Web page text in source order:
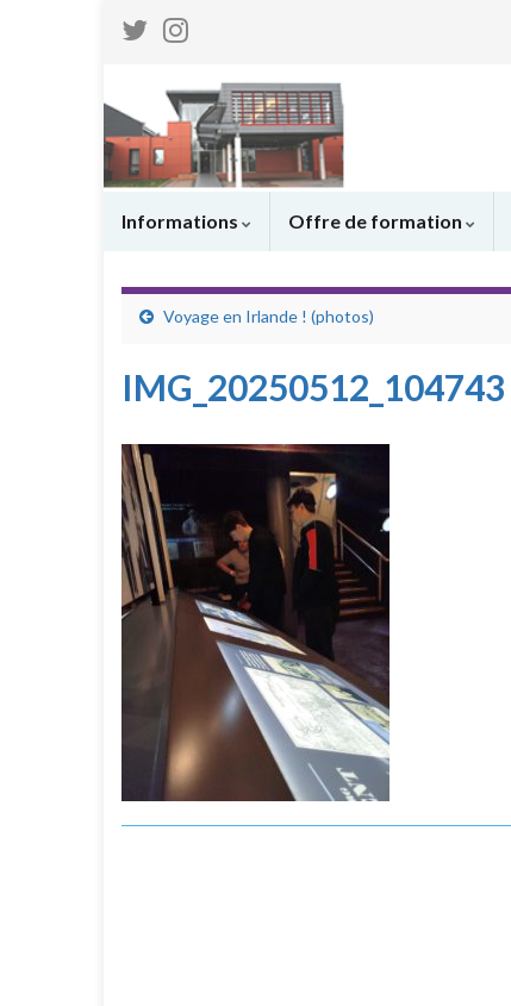
Informations Offre de formation
Voyage en Irlande ! (photos)
IMG_20250512_104743